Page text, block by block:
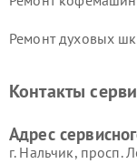
Ремонт духовых
Miele
Miele
Контакты
Адрес
г. Нальчик, просп.